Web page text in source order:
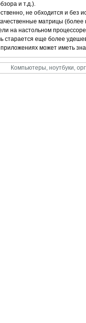
и т.д.).
не обходится и без
матрицы (более
на настольном
старается еще более
может иметь
Компьютеры, ноутбуки,